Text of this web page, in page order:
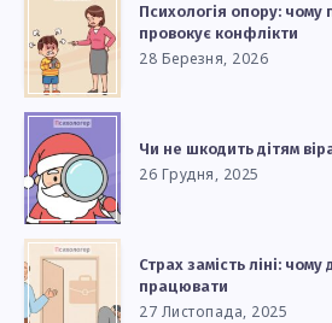
Психологія опору: чому
провокує конфлікти
28 Березня, 2026
Чи не шкодить дітям
26 Грудня, 2025
Страх замість ліні:
працювати
27 Листопада, 2025